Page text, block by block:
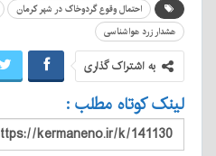
احتمال وقوع گردوخاک در شهر کرمان
هشدار زرد هواشناسی
به اشتراک گذاری
لینک کوتاه مطلب :